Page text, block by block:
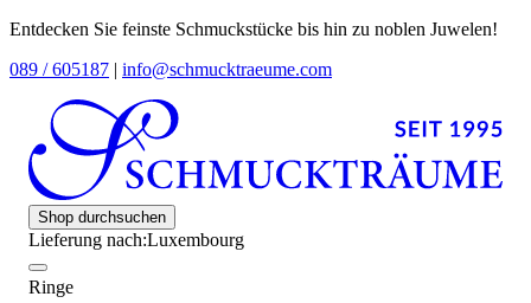
Entdecken Sie feinste Schmuckstücke bis hin zu noblen Juwelen!
089 / 605187 | info@schmucktraeume.com
Shop durchsuchen
Lieferung nach:Luxembourg
Ringe